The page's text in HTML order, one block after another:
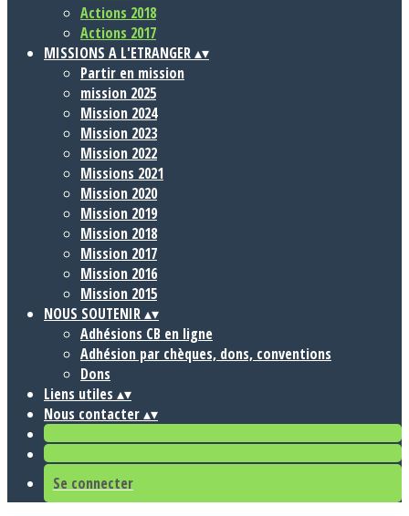
Actions 2018
Actions 2017
MISSIONS A L'ETRANGER▴▾
Partir en mission
mission 2025
Mission 2024
Mission 2023
Mission 2022
Missions 2021
Mission 2020
Mission 2019
Mission 2018
Mission 2017
Mission 2016
Mission 2015
NOUS SOUTENIR▴▾
Adhésions CB en ligne
Adhésion par chèques, dons, conventions
Dons
Liens utiles ▴▾
Nous contacter▴▾
Se connecter